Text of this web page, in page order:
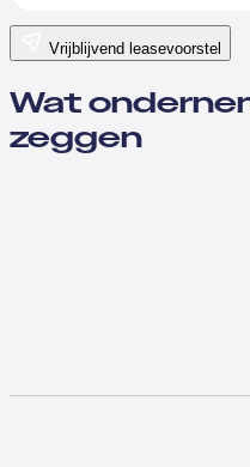
Vrijblijvend leasevoorstel
Wat
zeggen